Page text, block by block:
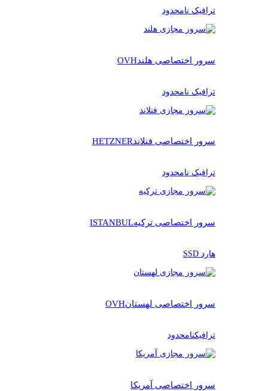
ترافیک نامحدود
سرور اختصاصی هلندOVH
ترافیک نامحدود
سرور اختصاصی فنلاندHETZNER
ترافیک نامحدود
سرور اختصاصی ترکیهISTANBUL
هارد SSD
سرور اختصاصی لهستانOVH
ترافیکنامحدود
سرور اختصاصی آمریکا